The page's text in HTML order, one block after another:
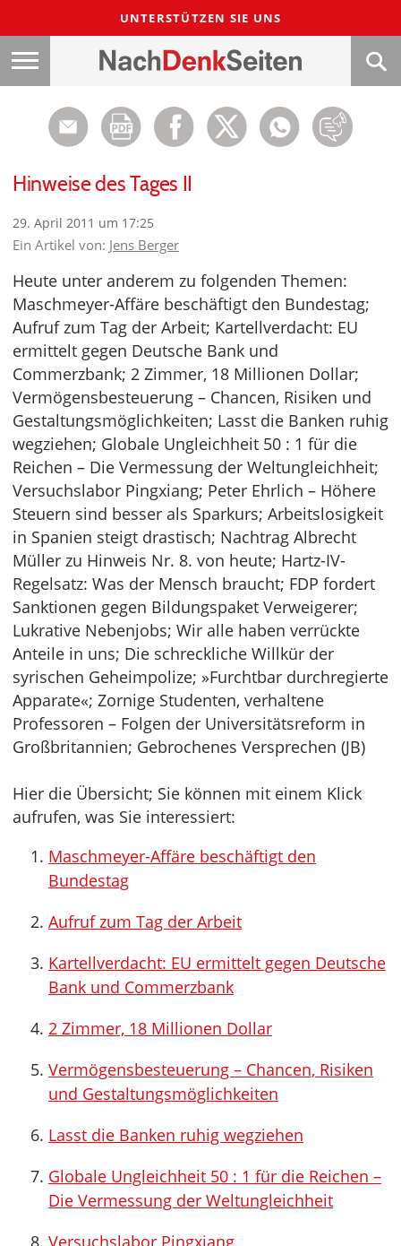
UNTERSTÜTZEN SIE UNS
Hinweise des Tages II
29. April 2011 um 17:25
Ein Artikel von: Jens Berger
Heute unter anderem zu folgenden Themen:
Maschmeyer-Affäre beschäftigt den Bundestag;
Aufruf zum Tag der Arbeit; Kartellverdacht: EU
ermittelt gegen Deutsche Bank und
Commerzbank; 2 Zimmer, 18 Millionen Dollar;
Vermögensbesteuerung – Chancen, Risiken und
Gestaltungsmöglichkeiten; Lasst die Banken ruhig
wegziehen; Globale Ungleichheit 50 : 1 für die
Reichen – Die Vermessung der Weltungleichheit;
Versuchslabor Pingxiang; Peter Ehrlich – Höhere
Steuern sind besser als Sparkurs; Arbeitslosigkeit
in Spanien steigt drastisch; Nachtrag Albrecht
Müller zu Hinweis Nr. 8. von heute; Hartz-IV-
Regelsatz: Was der Mensch braucht; FDP fordert
Sanktionen gegen Bildungspaket Verweigerer;
Lukrative Nebenjobs; Wir alle haben verrückte
Anteile in uns; Die schreckliche Willkür der
syrischen Geheimpolize; »Furchtbar durchregierte
Apparate«; Zornige Studenten, verhaltene
Professoren – Folgen der Universitätsreform in
Großbritannien; Gebrochenes Versprechen (JB)
Hier die Übersicht; Sie können mit einem Klick
aufrufen, was Sie interessiert:
Maschmeyer-Affäre beschäftigt den
Bundestag
Aufruf zum Tag der Arbeit
Kartellverdacht: EU ermittelt gegen Deutsche
Bank und Commerzbank
2 Zimmer, 18 Millionen Dollar
Vermögensbesteuerung – Chancen, Risiken
und Gestaltungsmöglichkeiten
Lasst die Banken ruhig wegziehen
Globale Ungleichheit 50 : 1 für die Reichen –
Die Vermessung der Weltungleichheit
Versuchslabor Pingxiang